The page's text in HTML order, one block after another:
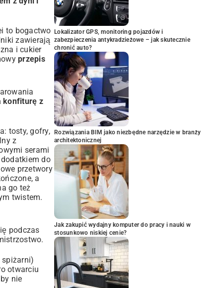
to bogactwo
zawierają
i cukier
przepis
konfiturę z
tosty, gofry,
z
serami
do
przetwory
a
go też
twistem.
podczas
spiżarni)
otwarciu
nie
Lokalizator GPS, monitoring pojazdów i
zabezpieczenia antykradzieżowe – jak skutecznie
chronić auto?
Rozwiązania BIM jako niezbędne narzędzie w branży
architektonicznej
Jak zakupić wydajny komputer do pracy i nauki w
stosunkowo niskiej cenie?